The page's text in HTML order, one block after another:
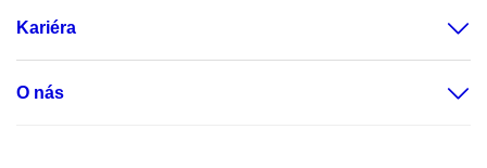
Kariéra
O nás